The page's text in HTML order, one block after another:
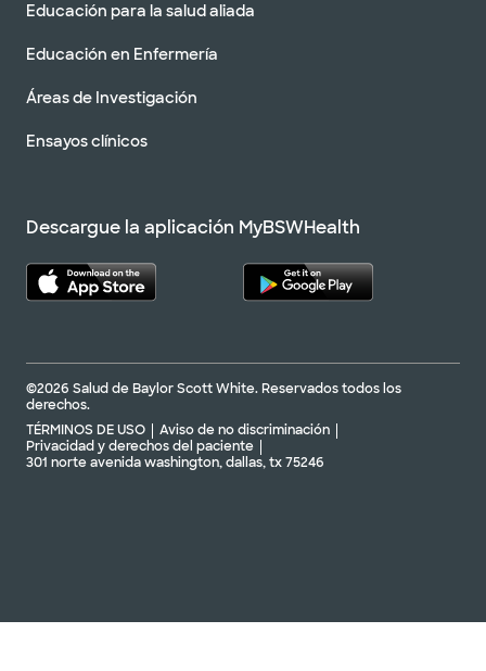
Educación para la salud aliada
Educación en Enfermería
Áreas de Investigación
Ensayos clínicos
Descargue la aplicación MyBSWHealth
©2026 Salud de Baylor Scott White. Reservados todos los
derechos.
TÉRMINOS DE USO
Aviso de no discriminación
Privacidad y derechos del paciente
301 norte avenida washington, dallas, tx 75246